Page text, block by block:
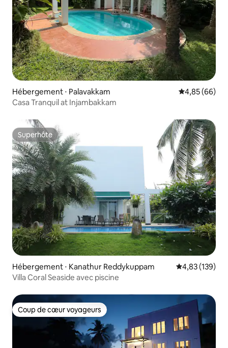
Hébergement ⋅ Palavakkam Évaluation
4,85 (66)
Casa Tranquil at Injambakkam
Superhôte
Superhôte
Hébergement ⋅ Kanathur Reddykuppam Évaluation
4,83 (139)
Villa Coral Seaside avec piscine
Coup de cœur voyageurs
Coup de cœur voyageurs